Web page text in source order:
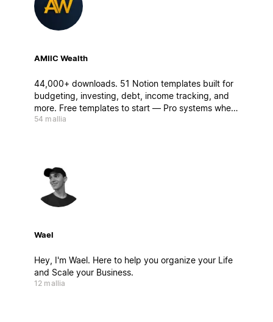
AMIIC Wealth
44,000+ downloads. 51 Notion templates built for
budgeting, investing, debt, income tracking, and
more. Free templates to start — Pro systems when
you're ready to go deeper.
54 mallia
Wael
Hey, I'm Wael. Here to help you organize your Life
and Scale your Business.
12 mallia